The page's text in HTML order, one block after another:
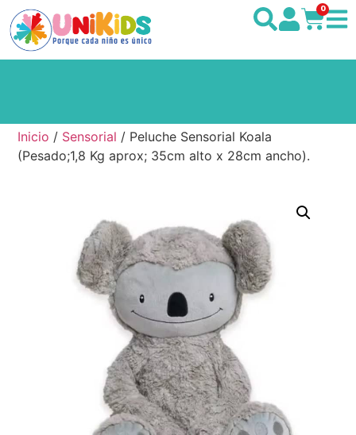
0
Inicio / Sensorial / Peluche Sensorial Koala
(Pesado;1,8 Kg aprox; 35cm alto x 28cm ancho).